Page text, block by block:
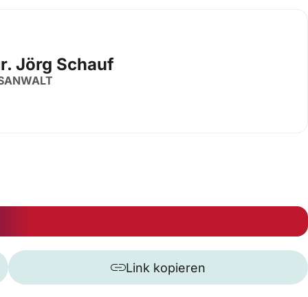
Jörg Schauf
Link kopieren